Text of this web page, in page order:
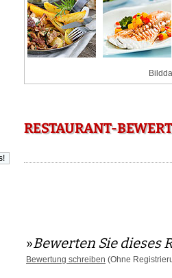
RESTAURANT-
»Bewerten Sie dieses
Bewertung schreiben (Ohne